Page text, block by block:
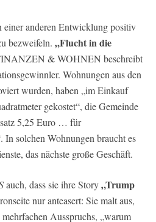
einer anderen Entwicklung positiv
bezweifeln. „Flucht in die
& WOHNEN beschreibt
Wohnungen aus den
wurden, haben „im Einkauf
gekostet“, die Gemeinde
5,25 Euro … für
solchen Wohnungen braucht es
das nächste große Geschäft.
auch, dass sie ihre Story„Trump
nur anteasert: Sie malt aus,
Ausspruchs, „warum